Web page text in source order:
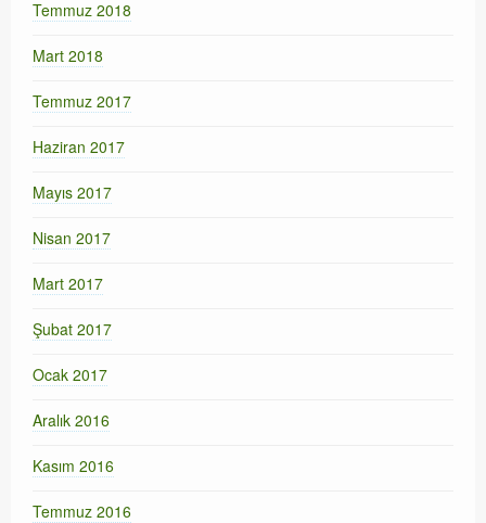
Temmuz 2018
Mart 2018
Temmuz 2017
Haziran 2017
Mayıs 2017
Nisan 2017
Mart 2017
Şubat 2017
Ocak 2017
Aralık 2016
Kasım 2016
Temmuz 2016